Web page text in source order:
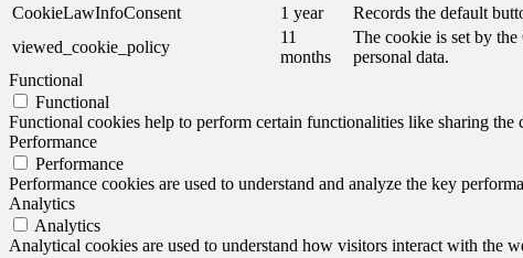
CookieLawInfoConsent
1 year
Records the default
viewed_cookie_policy
11
months
The cookie is set by
personal data.
Functional
Functional
Functional cookies help to perform certain functionalities like sharing
Performance
Performance
Performance cookies are used to understand and analyze the key
Analytics
Analytics
Analytical cookies are used to understand how visitors interact with the